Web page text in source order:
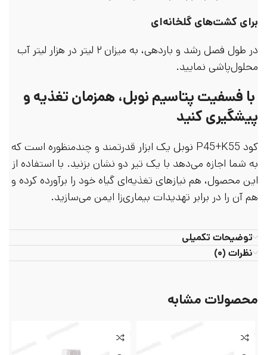
برای کشت‌های گلخانه‌ای
در طول فصل رشد و باردهی، به میزان ۲ لیتر در هزار لیتر آب
محلول‌پاشی نمایید.
با فسفیت پتاسیم نوبل، همزمان تغذیه و
پیشگیری کنید
کود P45+K55 نوبل یک ابزار قدرتمند و چندمنظوره است که
به شما اجازه می‌دهد با یک تیر دو نشان بزنید. با استفاده از
این محصول، هم نیازهای تغذیه‌ای گیاه خود را برآورده کرده و
هم آن را در برابر تهدیدات بیماری‌زا ایمن می‌سازید.
توضیحات تکمیلی
نظرات (۰)
محصولات مشابه